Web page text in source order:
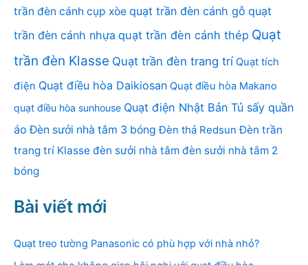
trần đèn cánh cụp xòe quạt trần đèn cánh gỗ quạt
trần đèn cánh nhựa quạt trần đèn cánh thép Quạt
trần đèn Klasse Quạt trần đèn trang trí Quạt tích
điện Quạt điều hòa Daikiosan Quạt điều hòa Makano
quạt điều hòa sunhouse Quạt điện Nhật Bản Tủ sấy quần
áo Đèn sưởi nhà tắm 3 bóng Đèn thả Redsun Đèn trần
trang trí Klasse đèn sưởi nhà tắm đèn sưởi nhà tắm 2
bóng
Bài viết mới
Quạt treo tường Panasonic có phù hợp với nhà nhỏ?